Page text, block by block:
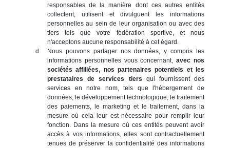
responsables de la manière dont ces autres entités
collectent, utilisent et divulguent les informations
personnelles au sein de leur organisation ou avec des
tiers tels que votre fédération sportive, et nous
n'acceptons aucune responsabilité à cet égard.
Nous pouvons partager nos données, y compris les
informations personnelles vous concernant,avec nos
sociétés affiliées, nos partenaires potentiels et les
prestataires de services tiers qui fournissent des
services en notre nom, tels que l'hébergement de
données, le développement technologique, le traitement
des paiements, le marketing et le traitement, dans la
mesure où cela leur est nécessaire pour remplir leur
fonction. Dans la mesure où ces entités peuvent avoir
accès à vos informations, elles sont contractuellement
tenues de préserver la confidentialité des informations